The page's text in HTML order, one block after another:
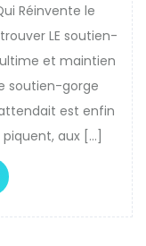
Réinvente le
LE soutien-
et maintien
soutien-gorge
est enfin
aux […]